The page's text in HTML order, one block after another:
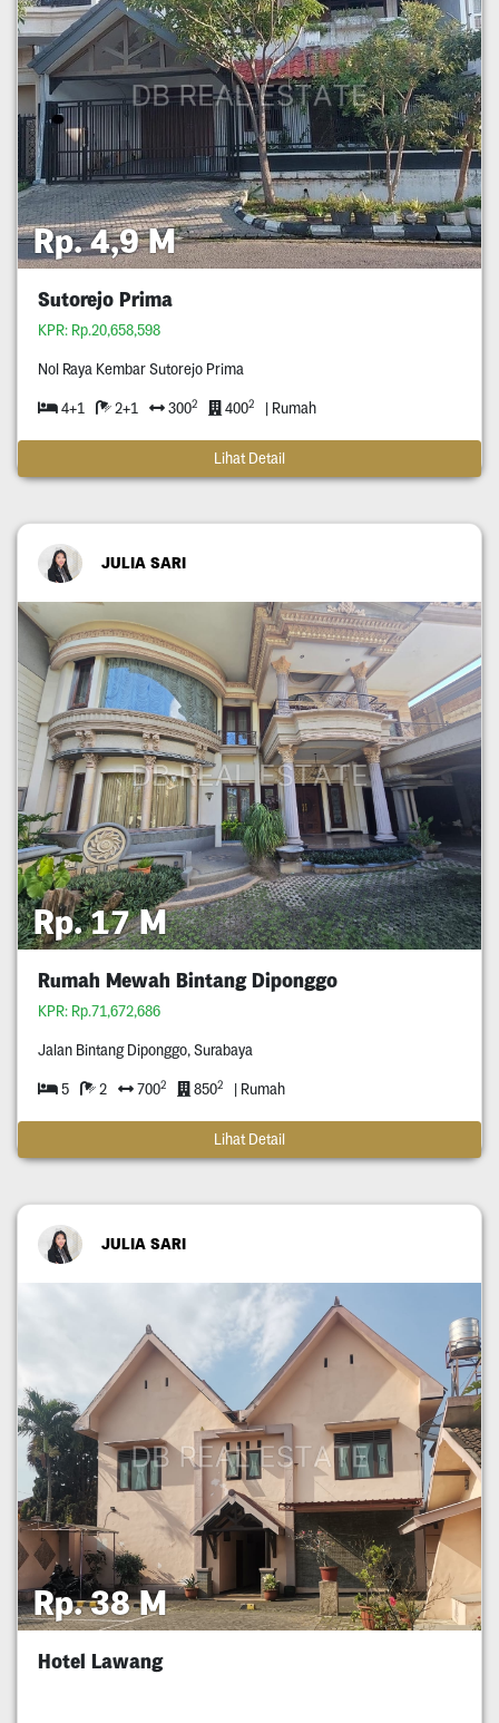
Rp. 4,9 M
Sutorejo Prima
KPR: Rp.20,658,598
Nol Raya Kembar Sutorejo Prima
4+1 2+1 3002 4002 | Rumah
Lihat Detail
JULIA SARI
Rp. 17 M
Rumah Mewah Bintang Diponggo
KPR: Rp.71,672,686
Jalan Bintang Diponggo, Surabaya
5 2 7002 8502 | Rumah
Lihat Detail
JULIA SARI
Rp. 38 M
Hotel Lawang